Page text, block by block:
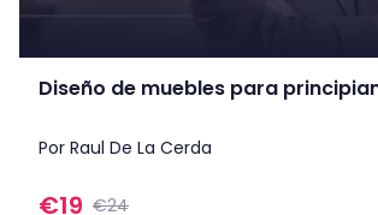
Diseño de muebles para
Por Raul De La Cerda
€19 €24